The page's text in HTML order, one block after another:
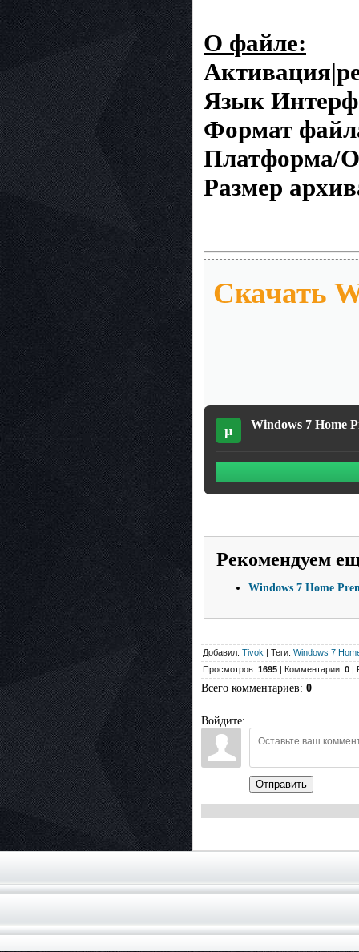
О файле:
Язык
Формат
Платформа/
Размер
Скачать
µ Windows 7 Home
Рекомендуем
Windows 7 Home
Добавил: Tivok | Теги: Windows 7
Просмотров: 1695 | Комментарии: 0 |
Всего комментариев: 0
Войдите:
Отправить